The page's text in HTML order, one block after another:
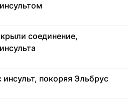
соединение,
покоряя Эльбрус